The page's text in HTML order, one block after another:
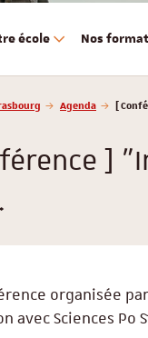
Strasbourg
école Nos
: Agenda [
]
organisée
avec Sciences Po